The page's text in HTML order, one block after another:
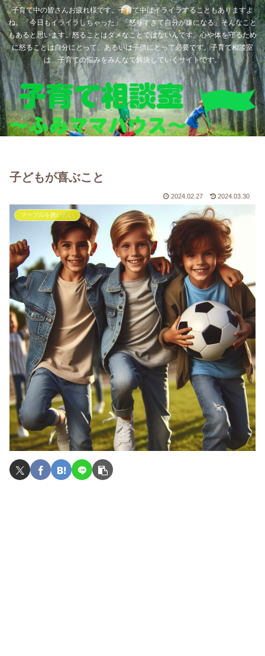
子育て中の皆さんお疲れ様です。子育て中はイライラすることもありますよ
ね。「今日もイライラしちゃった」「怒りすぎて自分が嫌になる」そんなこと
もあると思います。怒ることはダメなことではないんです。心や体を守るため
に怒ることは自分にとって、あるいは子供にとって必要です。子育て相談室
は、子育ての悩みをみんなで解決していくサイトです。
子どもが喜ぶこと
2024.02.27 2024.03.30
マーブルを救いたい